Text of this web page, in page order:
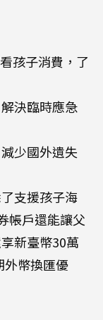
孩子消費，了
決臨時應急
少國外遺失
支援孩子海
帳戶還能讓父
新臺幣30萬
外幣換匯優